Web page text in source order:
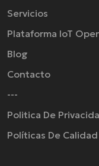
Servicios
Plataforma IoT
Blog
Contacto
---
Politica De
Políticas De